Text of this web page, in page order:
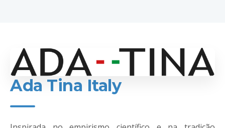
Ada Tina Italy